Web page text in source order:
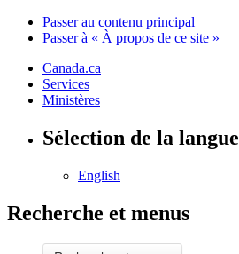
Passer au contenu principal
Passer à « À propos de ce site »
Canada.ca
Services
Ministères
Sélection de la langue
English
Recherche et menus